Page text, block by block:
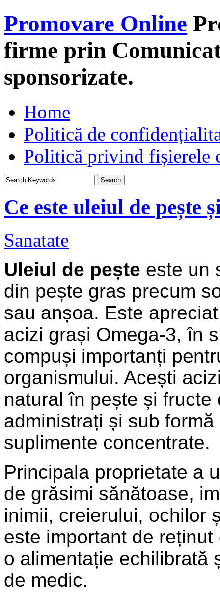
Promovare Online
firme prin
sponsorizate.
Home
Politică de
Politică privind fișierele
Ce este uleiul de pește
Sanatate
Uleiul de pește este un
din pește gras precum
sau anșoa. Este
acizi grași Omega-3, în
compuși importanți
organismului. Acești
natural în pește și fructe
administrați și sub
suplimente concentrate.
Principala proprietate a
de grăsimi sănătoase,
inimii, creierului, ochilor
este important de
o alimentație echilibrată
de medic.